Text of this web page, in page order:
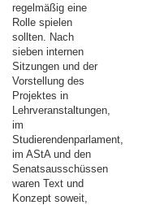
regelmäßig eine
Rolle spielen
sollten. Nach
sieben internen
Sitzungen und der
Vorstellung des
Projektes in
Lehrveranstaltungen,
im
Studierendenparlament,
im AStA und den
Senatsausschüssen
waren Text und
Konzept soweit,